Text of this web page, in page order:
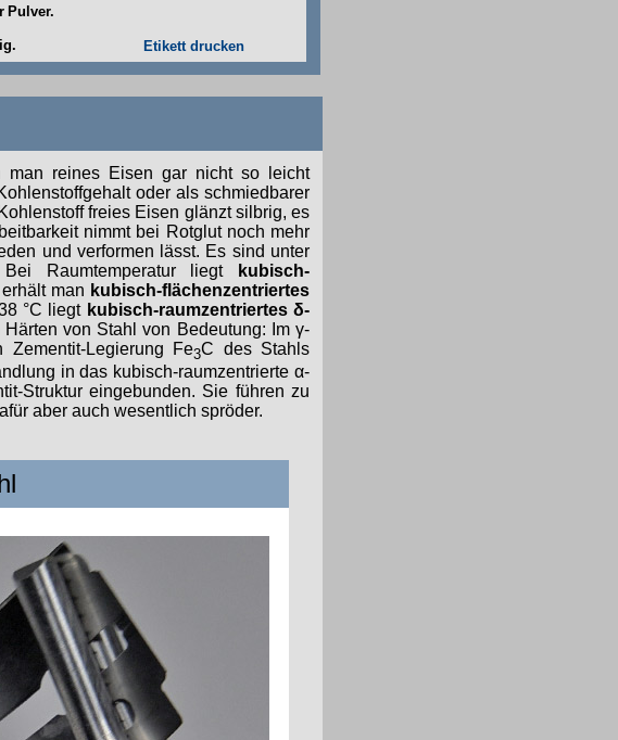
Pulver.
Etikett drucken
man reines Eisen gar nicht so leicht
oder als schmiedbarer
freies Eisen glänzt silbrig, es
nimmt bei Rotglut noch mehr
und verformen lässt. Es sind unter
Raumtemperatur liegt
kubisch-
man kubisch-flächenzentriertes
°C liegt kubisch-raumzentriertes δ-
von Stahl von Bedeutung: Im γ-
Legierung Fe3C des Stahls
in das kubisch-raumzentrierte α-
Struktur eingebunden. Sie führen zu
aber auch wesentlich spröder.